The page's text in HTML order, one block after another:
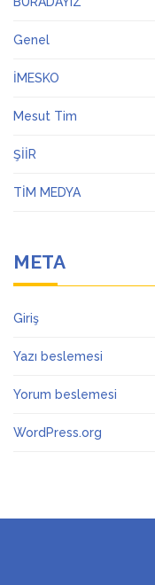
Genel
İMESKO
Mesut Tim
ŞİİR
TİM MEDYA
META
Giriş
Yazı beslemesi
Yorum beslemesi
WordPress.org